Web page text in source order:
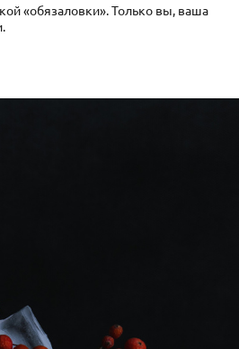
«обязаловки». Только вы, ваша